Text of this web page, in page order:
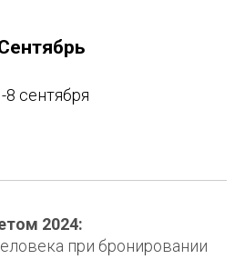
8 сентября
2024:
при бронировании